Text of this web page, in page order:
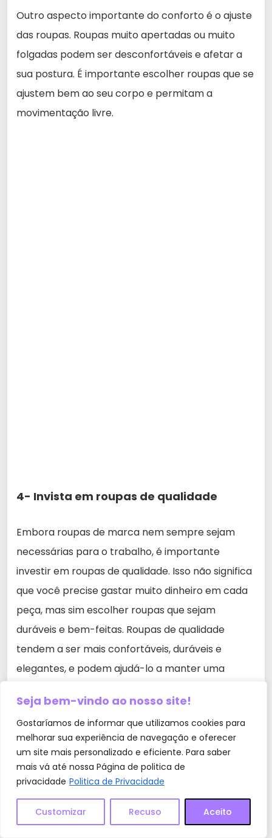
Seja bem-vindo ao nosso site!
Gostaríamos de informar que utilizamos cookies para
melhorar sua experiência de navegação e oferecer
um site mais personalizado e eficiente. Para saber
mais vá até nossa Página de politica de
privacidade Politica de Privacidade
Customizar Recuso Aceito
Outro aspecto importante do conforto é o ajuste
das roupas. Roupas muito apertadas ou muito
folgadas podem ser desconfortáveis e afetar a
sua postura. É importante escolher roupas que se
ajustem bem ao seu corpo e permitam a
movimentação livre.
4- Invista em roupas de qualidade
Embora roupas de marca nem sempre sejam
necessárias para o trabalho, é importante
investir em roupas de qualidade. Isso não significa
que você precise gastar muito dinheiro em cada
peça, mas sim escolher roupas que sejam
duráveis e bem-feitas. Roupas de qualidade
tendem a ser mais confortáveis, duráveis e
elegantes, e podem ajudá-lo a manter uma
5- Mantenha a discrição no seu look
para trabalhar